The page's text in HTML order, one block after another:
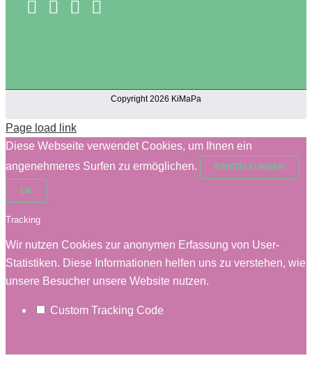
Copyright 2026 KiMaPa
Page load link
Diese Webseite verwendet Cookies, um Ihnen ein
angenehmeres Surfen zu ermöglichen.
EINSTELLUNGEN
OK
Tracking
Wir nutzen Cookies zur anonymen Erfassung von User-
Statistiken. Diese Informationen helfen uns zu verstehen, wie
unsere Besucher unsere Website nutzen.
Custom Tracking Code